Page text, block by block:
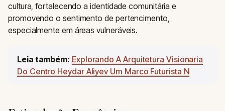
cultura, fortalecendo a identidade comunitária e
promovendo o sentimento de pertencimento,
especialmente em áreas vulneráveis.
Leia também: Explorando A Arquitetura Visionaria
Do Centro Heydar Aliyev Um Marco Futurista N